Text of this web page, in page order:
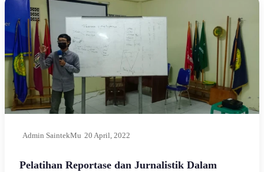
Admin SaintekMu 20 April, 2022
Pelatihan Reportase dan Jurnalistik Dalam